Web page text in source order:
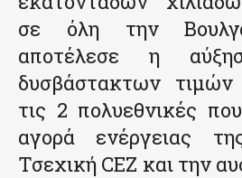
σε όλη την
αποτέλεσε η
δυσβάστακτων
τις 2 πολυεθνικές
αγορά ενέργειας
Τσεχική CEZ και την